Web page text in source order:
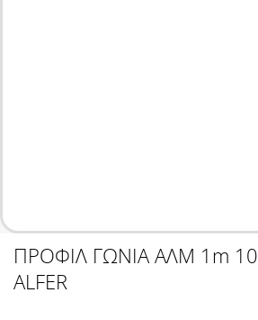
ΠΡΟΦΙΛ ΓΩΝΙΑ ΑΛΜ 1m
ALFER